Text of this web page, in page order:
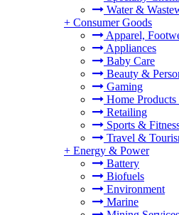
Water &
+ Consumer Goods
Apparel,
Appliances
Baby Care
Beauty &
Gaming
Home
Retailing
Sports &
Travel &
+ Energy & Power
Battery
Biofuels
Environment
Marine